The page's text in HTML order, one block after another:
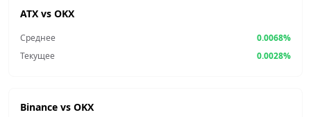
ATX vs OKX
Среднее
0.0068%
Текущее
0.0028%
Binance vs OKX